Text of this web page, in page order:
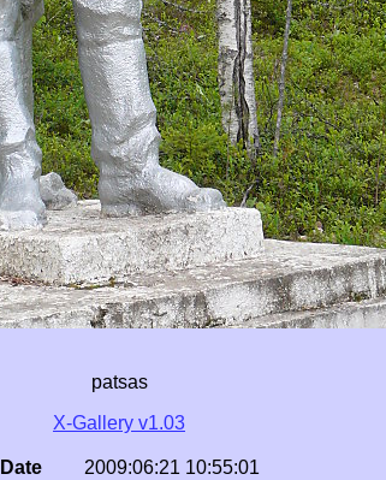
patsas
X-Gallery v1.03
2009:06:21 10:55:01